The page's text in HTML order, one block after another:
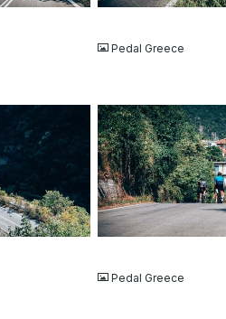
JPG
Pedal Greece
JPG
Pedal Greece